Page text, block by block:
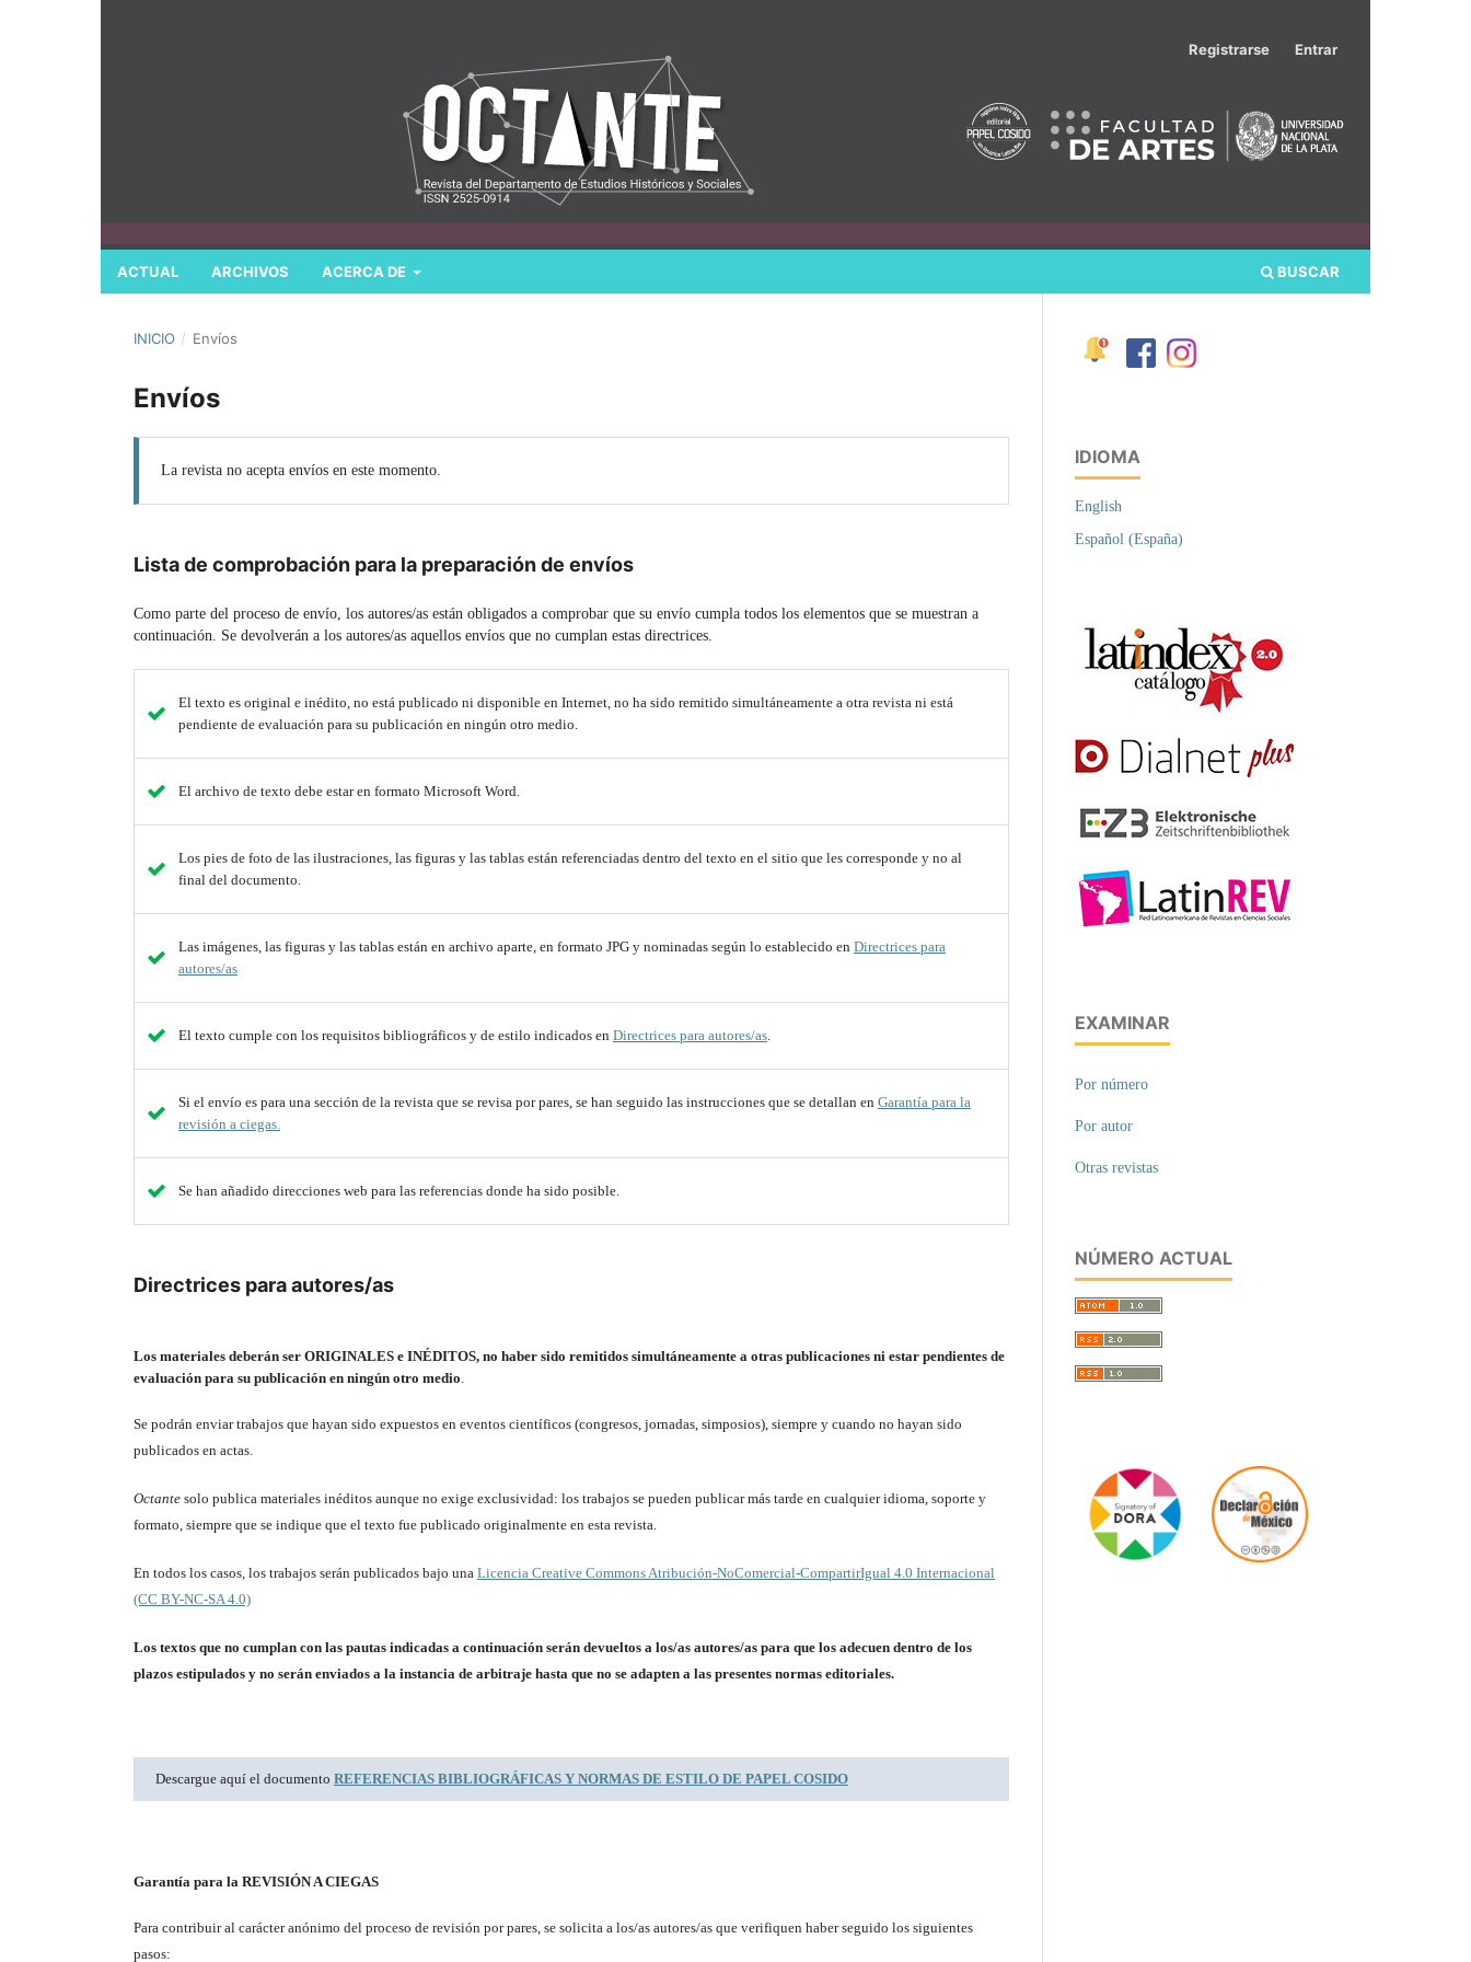
ACTUAL ARCHIVOS ACERCA DE BUSCAR
Registrarse Entrar
INICIO / Envíos
Envíos
La revista no acepta envíos en este momento.
Lista de comprobación para la preparación de envíos
Como parte del proceso de envío, los autores/as están obligados a comprobar que su envío cumpla todos los elementos que se muestran a
continuación. Se devolverán a los autores/as aquellos envíos que no cumplan estas directrices.
El texto es original e inédito, no está publicado ni disponible en Internet, no ha sido remitido simultáneamente a otra revista ni está
pendiente de evaluación para su publicación en ningún otro medio.
El archivo de texto debe estar en formato Microsoft Word.
Los pies de foto de las ilustraciones, las figuras y las tablas están referenciadas dentro del texto en el sitio que les corresponde y no al
final del documento.
Las imágenes, las figuras y las tablas están en archivo aparte, en formato JPG y nominadas según lo establecido en Directrices para
autores/as
El texto cumple con los requisitos bibliográficos y de estilo indicados en Directrices para autores/as.
Si el envío es para una sección de la revista que se revisa por pares, se han seguido las instrucciones que se detallan en Garantía para la
revisión a ciegas.
Se han añadido direcciones web para las referencias donde ha sido posible.
Directrices para autores/as
Los materiales deberán ser ORIGINALES e INÉDITOS, no haber sido remitidos simultáneamente a otras publicaciones ni estar pendientes de
evaluación para su publicación en ningún otro medio.
Se podrán enviar trabajos que hayan sido expuestos en eventos científicos (congresos, jornadas, simposios), siempre y cuando no hayan sido
publicados en actas.
Octante solo publica materiales inéditos aunque no exige exclusividad: los trabajos se pueden publicar más tarde en cualquier idioma, soporte y
formato, siempre que se indique que el texto fue publicado originalmente en esta revista.
En todos los casos, los trabajos serán publicados bajo una Licencia Creative Commons Atribución-NoComercial-CompartirIgual 4.0 Internacional
(CC BY-NC-SA 4.0)
Los textos que no cumplan con las pautas indicadas a continuación serán devueltos a los/as autores/as para que los adecuen dentro de los
plazos estipulados y no serán enviados a la instancia de arbitraje hasta que no se adapten a las presentes normas editoriales.
Descargue aquí el documento REFERENCIAS BIBLIOGRÁFICAS Y NORMAS DE ESTILO DE PAPEL COSIDO
Garantía para la REVISIÓN A CIEGAS
Para contribuir al carácter anónimo del proceso de revisión por pares, se solicita a los/as autores/as que verifiquen haber seguido los siguientes
pasos:
IDIOMA
English
Español (España)
EXAMINAR
Por número
Por autor
Otras revistas
NÚMERO ACTUAL